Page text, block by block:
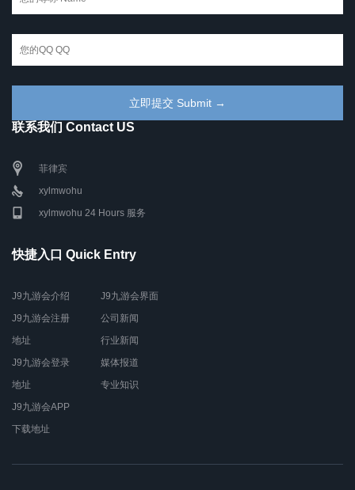
联系我们 Contact US
菲律宾
xylmwohu
xylmwohu 24 Hours 服务
快捷入口 Quick Entry
J9九游会介绍
J9九游会注册
地址
J9九游会登录
地址
J9九游会APP
下载地址
J9九游会界面
公司新闻
行业新闻
媒体报道
专业知识